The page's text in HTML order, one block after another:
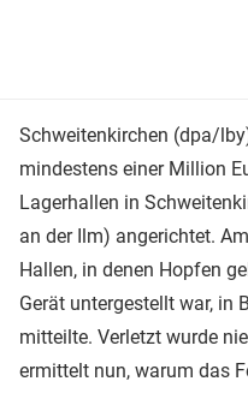
Schweitenkirchen (dpa/
mindestens einer Million
Lagerhallen in
an der Ilm) angerichtet.
Hallen, in denen Hopfen
Gerät untergestellt war, in
mitteilte. Verletzt wurde
ermittelt nun, warum das